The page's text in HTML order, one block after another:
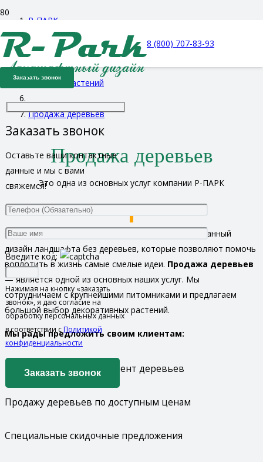
8 (800) 707-83-93
Заказать звонок
Заказать звонок
Оставьте ваши контактные
данные и мы с вами
свяжемся!
Введите код:
Нажимая на кнопку «заказать
звонок», я даю согласие на
обработку персональных данных
в соответствии с Политикой
конфиденциальности
Р-ПАРК
Услуги
Продажа растений
Продажа деревьев
Продажа деревьев
Это одна из основных услуг компании Р-ПАРК
Сложно представить себе профессионально сделанный
дизайн ландшафта без деревьев, которые позволяют помочь
воплотить в жизнь самые смелые идеи. Продажа деревьев
— является одной из основных наших услуг. Мы
сотрудничаем с крупнейшими питомниками и предлагаем
большой выбор декоративных растений.
Мы рады предложить своим клиентам:
Разнообразный ассортимент деревьев
Продажу деревьев по доступным ценам
Специальные скидочные предложения